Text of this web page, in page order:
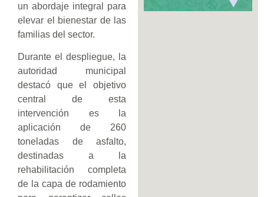
un abordaje integral para
elevar el bienestar de las
familias del sector.
Durante el despliegue, la
autoridad municipal
destacó que el objetivo
central de esta
intervención es la
aplicación de 260
toneladas de asfalto,
destinadas a la
rehabilitación completa
de la capa de rodamiento